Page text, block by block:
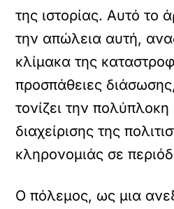
της ιστορίας. Αυτό το
την απώλεια αυτή,
κλίμακα της
προσπάθειες
τονίζει την
διαχείρισης της
κληρονομιάς σε
Ο πόλεμος, ως μια